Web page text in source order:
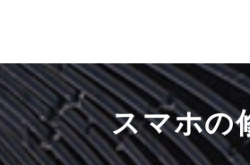
スマホの